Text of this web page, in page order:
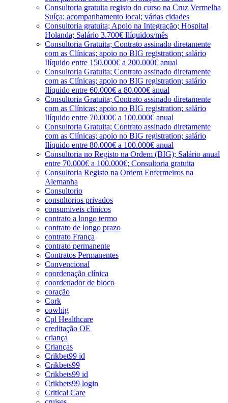
Consultoria gratuita registo do curso na Cruz Vermelha
Suíça; acompanhamento local; várias cidades
Consultoria gratuita; Apoio na Integração; Hospital
Holanda; Salário 3.700€ Ilíquidos/mês
Consultoria Gratuita; Contrato assinado diretamente
com as Clínicas; apoio no BIG registration; salário
Ilíquido entre 150.000€ a 200.000€ anual
Consultoria Gratuita; Contrato assinado diretamente
com as Clínicas; apoio no BIG registration; salário
Ilíquido entre 60.000€ a 80.000€ anual
Consultoria Gratuita; Contrato assinado diretamente
com as Clínicas; apoio no BIG registration; salário
Ilíquido entre 70.000€ a 100.000€ anual
Consultoria Gratuita; Contrato assinado diretamente
com as Clínicas; apoio no BIG registration; salário
Ilíquido entre 80.000€ a 100.000€ anual
Consultoria no Registo na Ordem (BIG); Salário anual
entre 70.000€ a 100.000€; Consultoria gratuita
Consultoria Registo na Ordem Enfermeiros na
Alemanha
Consultorio
consultorios privados
consumiveis clínicos
contrato a longo termo
contrato de longo prazo
contrato França
contrato permanente
Contratos Permanentes
Convencional
coordenação clínica
coordenador de bloco
coração
Cork
cowhig
Cpl Healthcare
creditação OE
criança
Crianças
Crikbet99 id
Crikbets99
Crikbets99 id
Crikbets99 login
Critical Care